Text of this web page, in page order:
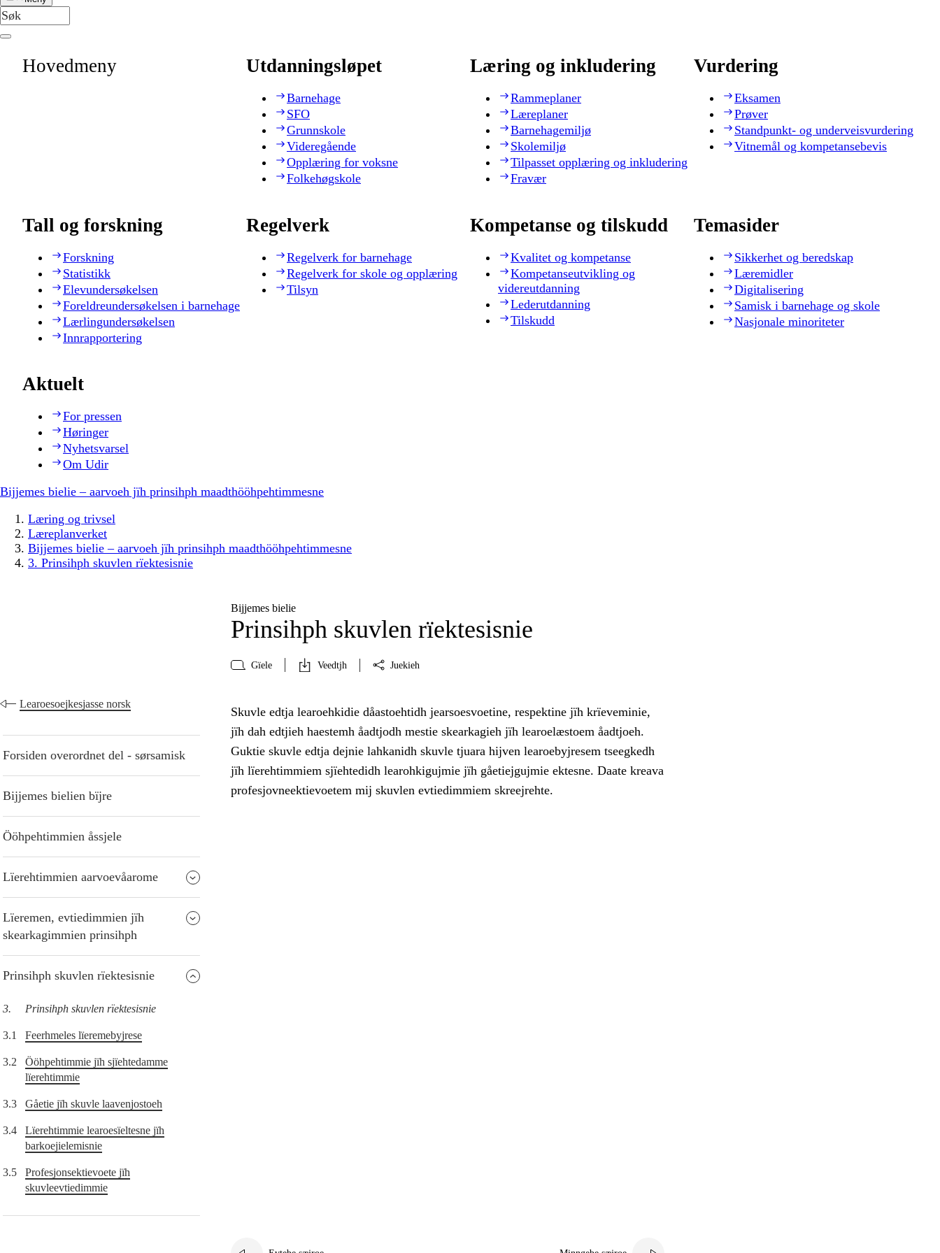
Hovedmeny Utdanningsløpet
Barnehage
SFO
Grunnskole
Videregående
Opplæring for voksne
Folkehøgskole
Læring og inkludering
Rammeplaner
Læreplaner
Barnehagemiljø
Skolemiljø
Tilpasset opplæring og inkludering
Fravær
Vurdering
Eksamen
Prøver
Standpunkt- og underveisvurdering
Vitnemål og kompetansebevis
Tall og forskning
Forskning
Statistikk
Elevundersøkelsen
Foreldreundersøkelsen i barnehage
Lærlingundersøkelsen
Innrapportering
Regelverk
Regelverk for barnehage
Regelverk for skole og opplæring
Tilsyn
Kompetanse og tilskudd
Kvalitet og kompetanse
Kompetanseutvikling og
videreutdanning
Lederutdanning
Tilskudd
Temasider
Sikkerhet og beredskap
Læremidler
Digitalisering
Samisk i barnehage og skole
Nasjonale minoriteter
Aktuelt
For pressen
Høringer
Nyhetsvarsel
Om Udir
Bijjemes bielie – aarvoeh jïh prinsihph maadthööhpehtimmesne
Læring og trivsel
Læreplanverket
Bijjemes bielie – aarvoeh jïh prinsihph maadthööhpehtimmesne
3. Prinsihph skuvlen rïektesisnie
Bijjemes bielie
Prinsihph skuvlen rïektesisnie
Gïele Veedtjh Juekieh
Learoesoejkesjasse norsk
Forsiden overordnet del - sørsamisk
Bijjemes bielien bïjre
Ööhpehtimmien åssjele
Lïerehtimmien aarvoevåarome
Lïeremen, evtiedimmien jïh
skearkagimmien prinsihph
Prinsihph skuvlen rïektesisnie
3. Prinsihph skuvlen rïektesisnie
3.1 Feerhmeles lïeremebyjrese
3.2
Ööhpehtimmie jïh sjïehtedamme
lïerehtimmie
3.3 Gåetie jïh skuvle laavenjostoeh
3.4
Lïerehtimmie learoesïeltesne jïh
barkoejielemisnie
3.5
Profesjonsektievoete jïh
skuvleevtiedimmie
Skuvle edtja learoehkidie dåastoehtidh jearsoesvoetine, respektine jïh krïeveminie,
jïh dah edtjieh haestemh åadtjodh mestie skearkagieh jïh learoelæstoem åadtjoeh.
Guktie skuvle edtja dejnie lahkanidh skuvle tjuara hijven learoebyjresem tseegkedh
jïh lïerehtimmiem sjïehtedidh learohkigujmie jïh gåetiejgujmie ektesne. Daate kreava
profesjovneektievoetem mij skuvlen evtiedimmiem skreejrehte.